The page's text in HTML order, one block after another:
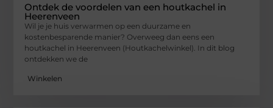
Ontdek de voordelen van een houtkachel in
Heerenveen
Wil je je huis verwarmen op een duurzame en
kostenbesparende manier? Overweeg dan eens een
houtkachel in Heerenveen (Houtkachelwinkel). In dit blog
ontdekken we de
Winkelen